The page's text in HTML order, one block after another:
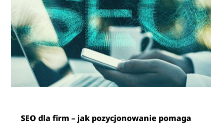
SEO dla firm – jak pozycjonowanie pomaga